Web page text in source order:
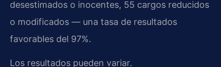
desestimados o inocentes, 55 cargos reducidos
o modificados — una tasa de resultados
favorables del 97%.
Los resultados pueden variar.